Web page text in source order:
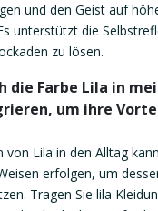
und den Geist auf
unterstützt die
zu lösen.
die Farbe Lila in
um ihre
von Lila in den Alltag
erfolgen, um
Tragen Sie lila